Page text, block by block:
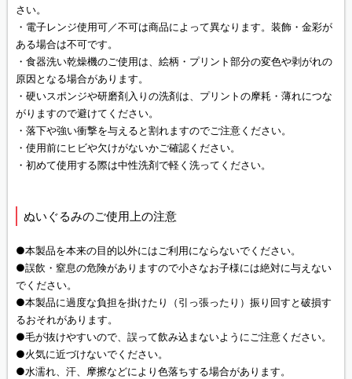
さい。
・電子レンジ使用可／不可は商品によって異なります。装飾・金彩が
ある場合は不可です。
・食器洗い乾燥機のご使用は、絵柄・プリント部分の変色や剥がれの
原因となる場合があります。
・硬いスポンジや研磨剤入りの洗剤は、プリントの摩耗・薄れにつな
がりますので避けてください。
・落下や強い衝撃を与えると割れますのでご注意ください。
・使用前にヒビや欠けがないかご確認ください。
・初めて使用する際は中性洗剤で軽く洗ってください。
ぬいぐるみのご使用上の注意
●本製品を本来の目的以外にはご利用にならないでください。
●誤飲・窒息の危険がありますので小さなお子様には絶対に与えない
でください。
●本製品に過度な負担を掛けたり（引っ張ったり）振り回すと破損す
るおそれがあります。
●毛が抜けやすいので、誤って飲み込まないようにご注意ください。
●火気に近づけないでください。
●水濡れ、汗、摩擦などにより色落ちする場合があります。